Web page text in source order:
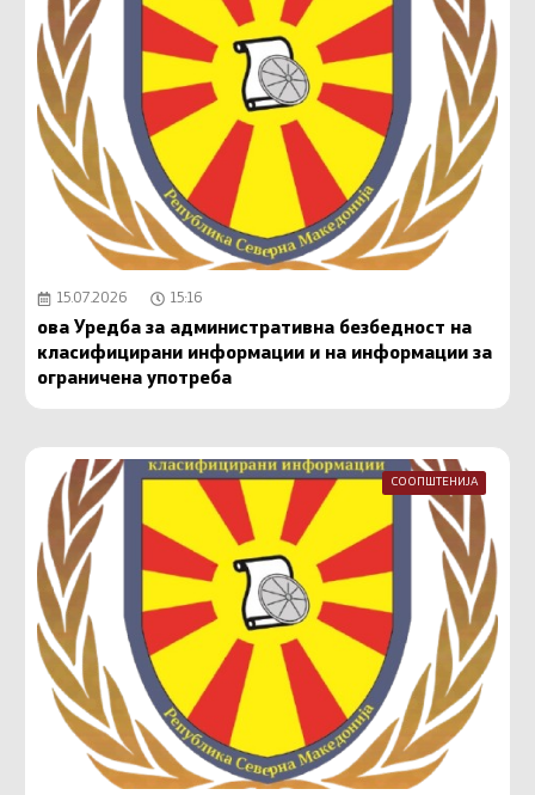
15.07.2026 15:16
ова Уредба за административна безбедност на
класифицирани информации и на информации за
ограничена употреба
СООПШТЕНИЈА